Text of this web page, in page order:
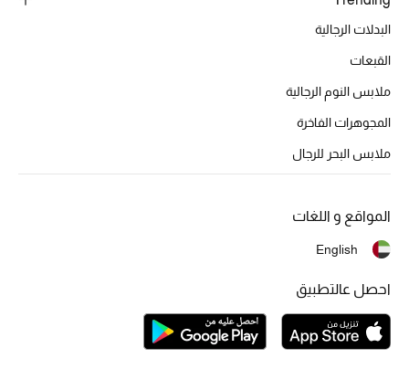
حقائب الأطفال
أبرز الحقائب
الموسم الجديد
تشكيلة الأحذية
البدلات الرجالية
القبعات
ملابس النوم الرجالية
المجوهرات الفاخرة
ملابس البحر للرجال
المواقع و اللغات
English
احصل عالتطبيق